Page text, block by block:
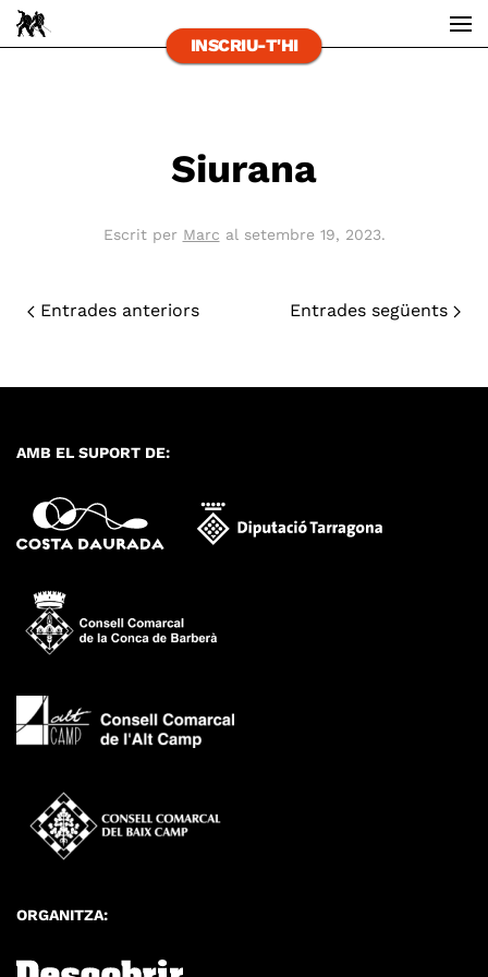
Skip to main content
INSCRIU-T'HI
Siurana
Escrit per Marc al setembre 19, 2023.
Entrades anteriors Entrades següents
AMB EL SUPORT DE:
ORGANITZA: